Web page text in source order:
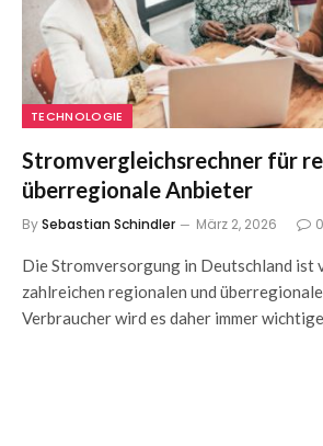
TECHNOLOGIE
Stromvergleichsrechner für
überregionale Anbieter
BySebastian Schindler März 2, 2026 0
Die Stromversorgung in Deutschland ist
zahlreichen regionalen und
Verbraucher wird es daher immer